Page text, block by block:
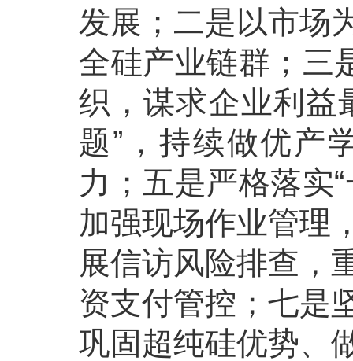
发展；二是以市场
全硅产业链群；三
织，谋求企业利益
题”，持续做优产
力；五是严格落实
加强现场作业管理
展信访风险排查，
资支付管控；七是
巩固超纯硅优势、